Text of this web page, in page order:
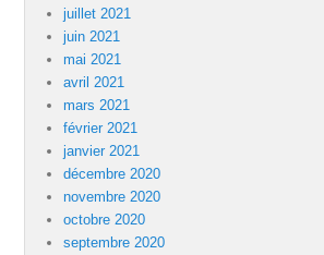
juillet 2021
juin 2021
mai 2021
avril 2021
mars 2021
février 2021
janvier 2021
décembre 2020
novembre 2020
octobre 2020
septembre 2020